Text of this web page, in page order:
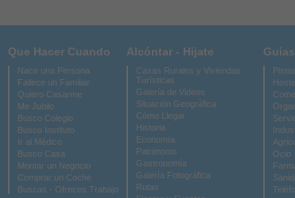
Que Hacer Cuando
Nace una Persona
Fallece un Familiar
Quiero Casarme
Me Jubilo
Busco Colegio
Busco Instituto
Ir al Médico
Busco Casa
Montar un Negocio
Comprar un Coche
Buscas - Ofreces Trabajo
Alcóntar - Hijate
Casas Rurales y Viviendas
Turísticas
Galería de Videos
Situación Geográfica
Cómo Llegar
Historia
Economía
Patrimonio
Gastronomía
Galería Fotográfica
Rutas
Guías
Ocio